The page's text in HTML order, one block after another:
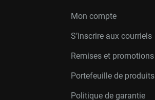
Mon compte
S’inscrire aux courriels
Remises et promotions
Portefeuille de produits
Politique de garantie